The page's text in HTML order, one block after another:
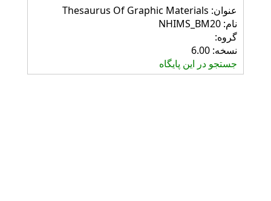
عنوان: Thesaurus Of Graphic Materials
نام: NHIMS_BM20
گروه:
نسخه: 6.00
جستجو در این پایگاه